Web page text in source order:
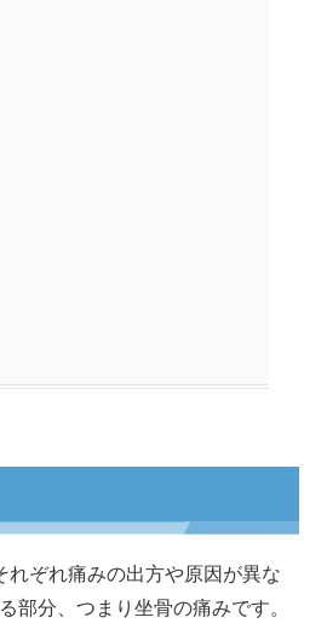
ぞれ痛みの出方や原因が異な
分、つまり坐骨の痛みです。